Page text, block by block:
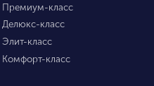
Премиум-класс
Делюкс-класс
Элит-класс
Комфорт-класс